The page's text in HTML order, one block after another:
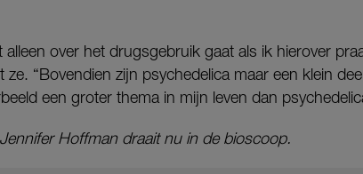
over het drugsgebruik gaat als ik hierover
ze. “Bovendien zijn psychedelica maar een klein
een groter thema in mijn leven dan
Hoffman draait nu in de bioscoop.